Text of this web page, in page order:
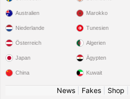
Mahrez80 gefiel das Profil vonCati86
Mahrez80gefiel das Profil von
Mahrez80 erstellt ein Android-Konto
Australien
Niederlande
Österreich
Japan
China
Marokko
Tunesien
Algerien
Ägypten
Kuwait
News| Fakes| Shop